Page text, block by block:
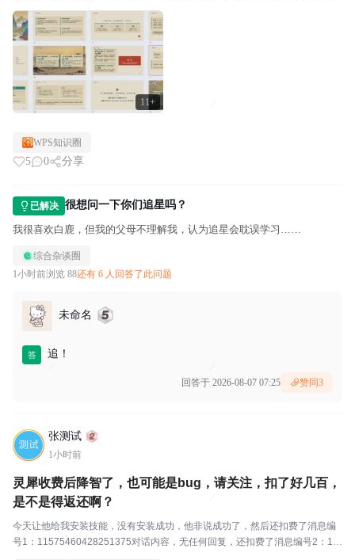
11+
三页PPT的内容直接生成了一张适合情境的图片，太棒了。此刻还不是最厉害
的，接着你看操作：你直接把手表悬浮...
WPS知识圈
5 0 分享
已解决 很想问一下你们追星吗？
我很喜欢白鹿，但我的父母不理解我，认为追星会耽误学习……
综合杂谈圈
1小时前浏览 88还有 6 人回答了此问题
未命名
答 追！
回答于 2026-08-07 07:25 赞同3
张测试
1小时前
灵犀收费后降智了，也可能是bug，请关注，扣了好几百，
是不是得返还啊？
今天让他给我安装技能，没有安装成功，他非说成功了，然后还扣费了消息编
号1：11575460428251375对话内容，无任何回复，还扣费了消息编号2：11